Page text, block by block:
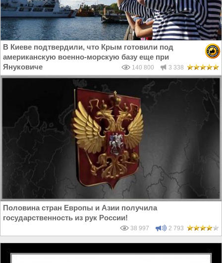
В Киеве подтвердили, что Крым готовили под
американскую военно-морскую базу еще при
Януковиче
140 800 3 338
Половина стран Европы и Азии получила
государственность из рук России!
38 997 2 793